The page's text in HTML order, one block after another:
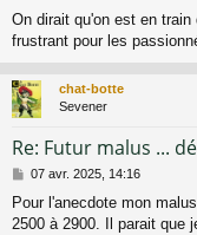
s
s
g
e
On dirait qu'on est en
frustrant pour les
chat-botte
Sevener
Re: Futur malus ...
M
s
s
07 avr. 2025, 14:16
Pour l'anecdote mon
2500 à 2900. Il parait que